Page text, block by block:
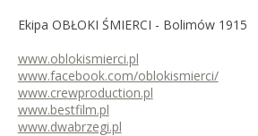
Ekipa OBŁOKI ŚMIERCI - Bolimów 1915
www.oblokismierci.pl
www.facebook.com/oblokismierci/
www.crewproduction.pl
www.bestfilm.pl
www.dwabrzegi.pl